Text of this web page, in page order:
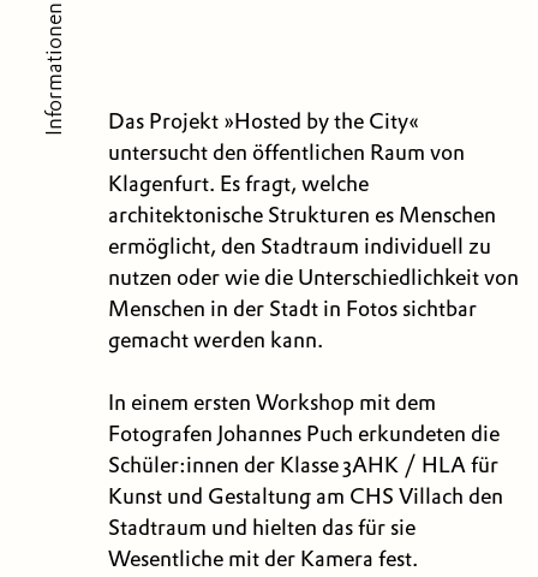
Informationen
Das Projekt »Hosted by the City«
untersucht den öffentlichen Raum von
Klagenfurt. Es fragt, welche
architektonische Strukturen es Menschen
ermöglicht, den Stadtraum individuell zu
nutzen oder wie die Unterschiedlichkeit von
Menschen in der Stadt in Fotos sichtbar
gemacht werden kann.
In einem ersten Workshop mit dem
Fotografen Johannes Puch erkundeten die
Schüler:innen der Klasse 3AHK / HLA für
Kunst und Gestaltung am CHS Villach den
Stadtraum und hielten das für sie
Wesentliche mit der Kamera fest.